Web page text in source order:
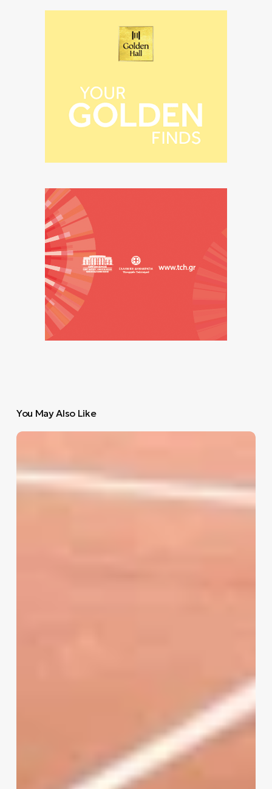
You May Also Like
Το
αποκαλύπτει